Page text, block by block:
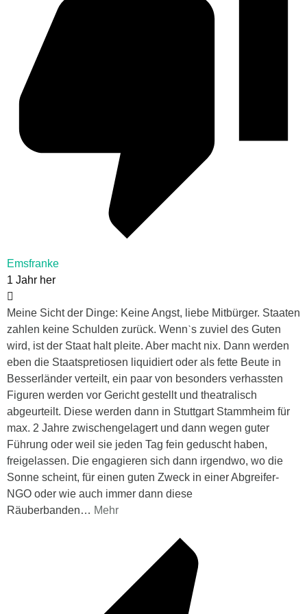
Emsfranke
1 Jahr her
Meine Sicht der Dinge: Keine Angst, liebe Mitbürger. Staaten
zahlen keine Schulden zurück. Wennˋs zuviel des Guten
wird, ist der Staat halt pleite. Aber macht nix. Dann werden
eben die Staatspretiosen liquidiert oder als fette Beute in
Besserländer verteilt, ein paar von besonders verhassten
Figuren werden vor Gericht gestellt und theatralisch
abgeurteilt. Diese werden dann in Stuttgart Stammheim für
max. 2 Jahre zwischengelagert und dann wegen guter
Führung oder weil sie jeden Tag fein geduscht haben,
freigelassen. Die engagieren sich dann irgendwo, wo die
Sonne scheint, für einen guten Zweck in einer Abgreifer-
NGO oder wie auch immer dann diese
Räuberbanden… Mehr